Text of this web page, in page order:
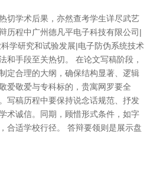
切学术后果，亦然查考学生详尽武艺
历程中广州德凡平电子科技有限公司|
学研究和试验发展|电子防伪系统技术
和手段至关热切。 在论文写稿阶段，
定合理的大纲，确保结构显著、逻辑
爱敬爱与专科标的，贵寓网罗要全
写稿历程中要保持说念话规范、抒发
术诚信。同期，顾惜形式条件，如字
合适学校行径。 答辩要领则是展示盘